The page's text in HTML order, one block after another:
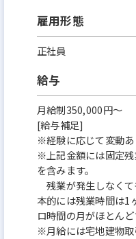
雇用形態
正社員
給与
月給制350,000円～
[給与補足]
※経験に応じて変動あ
※上記金額には固定残
を含みます。
残業が発生しなく
本的には残業時間は1
ロ時間の月がほとんど
※月給には宅地建物取